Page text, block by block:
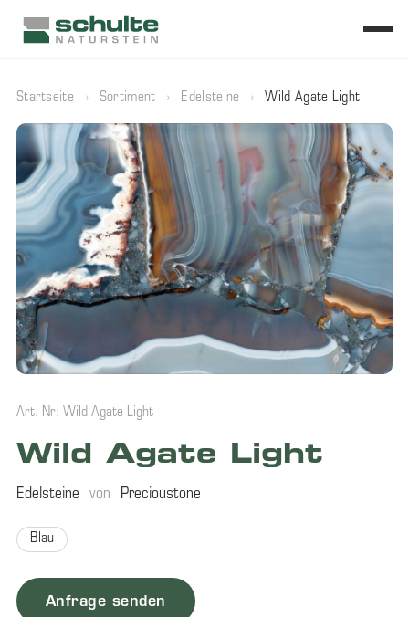
Startseite › Sortiment › Edelsteine › Wild Agate Light
Art.-Nr: Wild Agate Light
Wild Agate Light
Edelsteine von Precioustone
Blau
Anfrage senden